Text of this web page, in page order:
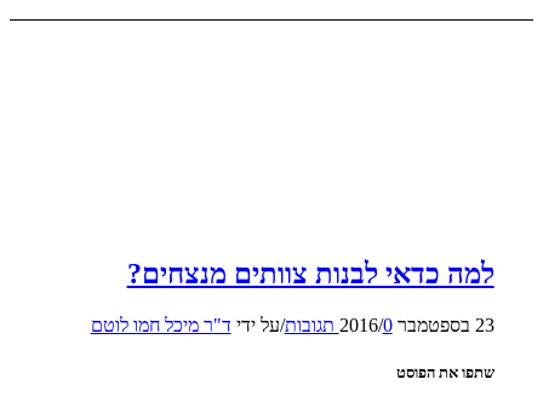
למה כדאי לבנות צוותים מנצחים?
23 בספטמבר 2016 /0 תגובות /על ידי ד"ר מיכל חמו לוטם
שתפו את הפוסט